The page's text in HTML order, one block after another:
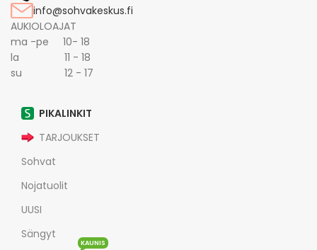
info@sohvakeskus.fi
AUKIOLOAJAT
ma -pe 10- 18
la 11 - 18
su 12 - 17
PIKALINKIT
TARJOUKSET
Sohvat
Nojatuolit
UUSI
Sängyt
KAUNIS